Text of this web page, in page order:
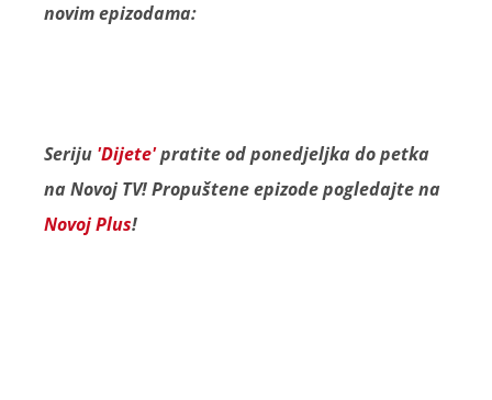
novim epizodama:
Seriju 'Dijete'pratite od ponedjeljka do petka
na Novoj TV! Propuštene epizode pogledajte na
Novoj Plus!